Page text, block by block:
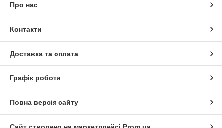
Про нас
Контакти
Доставка та оплата
Графік роботи
Повна версія сайту